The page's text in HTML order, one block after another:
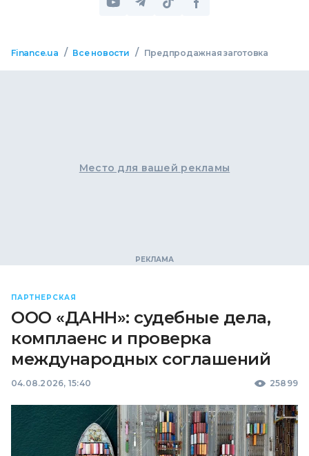
Finance.ua / Все новости / Предпродажная заготовка
Место для вашей рекламы
ПАРТНЕРСКАЯ
ООО «ДАНН»: судебные дела,
комплаенс и проверка
международных соглашений
04.08.2026, 15:40 25899